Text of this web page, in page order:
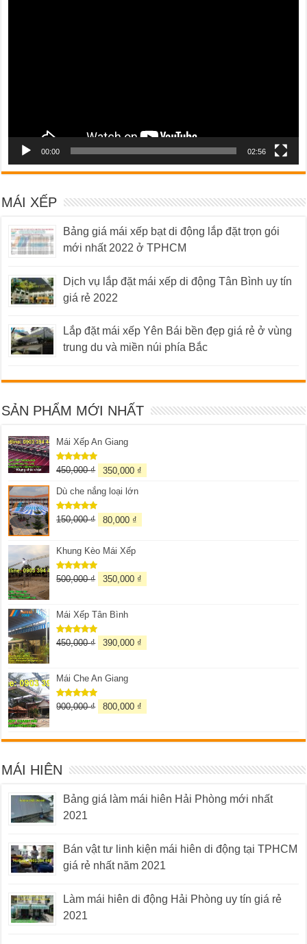
00:00 02:56
MÁI XẾP
Bảng giá mái xếp bạt di động lắp đặt trọn gói
mới nhất 2022 ở TPHCM
Dịch vụ lắp đặt mái xếp di động Tân Bình uy tín
giá rẻ 2022
Lắp đặt mái xếp Yên Bái bền đẹp giá rẻ ở vùng
trung du và miền núi phía Bắc
SẢN PHẨM MỚI NHẤT
Mái Xếp An Giang
Được xếp
5 sao
450,000₫ 350,000 ₫
Dù che nắng loại lớn
Được xếp
150,000₫ 80,000 ₫
Khung Kèo Mái Xếp
Được xếp
500,000₫ 350,000 ₫
Mái Xếp Tân Bình
Được xếp
450,000₫ 390,000 ₫
Mái Che An Giang
Được xếp
900,000₫ 800,000 ₫
MÁI HIÊN
Bảng giá làm mái hiên Hải Phòng mới nhất
2021
Bán vật tư linh kiện mái hiên di động tại TPHCM
giá rẻ nhất năm 2021
Làm mái hiên di động Hải Phòng uy tín giá rẻ
2021